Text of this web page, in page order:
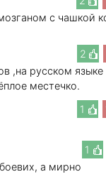
с чашкой
2
,на русском языке
местечко.
1
1
а мирно